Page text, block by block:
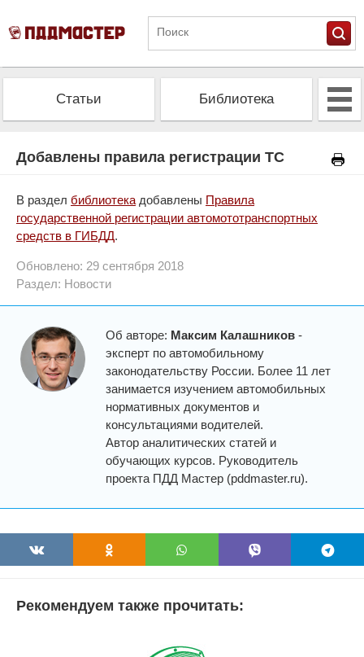
Статьи Библиотека
Проверить штрафы Калькулятор ОСАГО
Добавлены правила регистрации ТС
В раздел библиотека добавлены Правила
государственной регистрации автомототранспортных
средств в ГИБДД.
Обновлено: 29 сентября 2018
Раздел: Новости
Об авторе: Максим Калашников -
эксперт по автомобильному
законодательству России. Более 11 лет
занимается изучением автомобильных
нормативных документов и
консультациями водителей.
Автор аналитических статей и
обучающих курсов. Руководитель
проекта ПДД Мастер (pddmaster.ru).
Рекомендуем также прочитать: